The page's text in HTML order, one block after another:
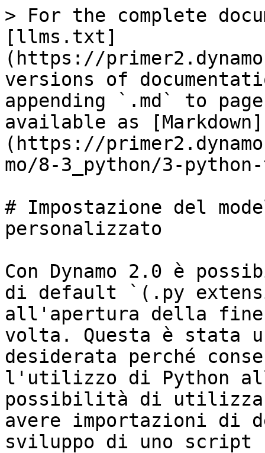
> For the complete
[llms.txt]
(https://
versions of
appending `.md` to
available as [Markdown]
(https://
mo/8-3_python/3-
# Impostazione del
personalizzato
Con Dynamo 2.0 è
di default `(.py
all'apertura della
volta. Questa è stata
desiderata perché
l'utilizzo di Python
possibilità di
avere importazioni di
sviluppo di uno script